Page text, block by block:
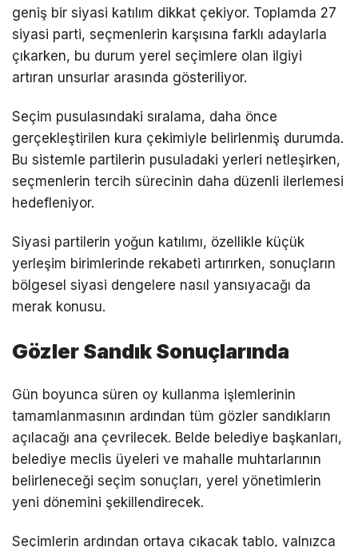
geniş bir siyasi katılım dikkat çekiyor. Toplamda 27
siyasi parti, seçmenlerin karşısına farklı adaylarla
çıkarken, bu durum yerel seçimlere olan ilgiyi
artıran unsurlar arasında gösteriliyor.
Seçim pusulasındaki sıralama, daha önce
gerçekleştirilen kura çekimiyle belirlenmiş durumda.
Bu sistemle partilerin pusuladaki yerleri netleşirken,
seçmenlerin tercih sürecinin daha düzenli ilerlemesi
hedefleniyor.
Siyasi partilerin yoğun katılımı, özellikle küçük
yerleşim birimlerinde rekabeti artırırken, sonuçların
bölgesel siyasi dengelere nasıl yansıyacağı da
merak konusu.
Gözler Sandık Sonuçlarında
Gün boyunca süren oy kullanma işlemlerinin
tamamlanmasının ardından tüm gözler sandıkların
açılacağı ana çevrilecek. Belde belediye başkanları,
belediye meclis üyeleri ve mahalle muhtarlarının
belirleneceği seçim sonuçları, yerel yönetimlerin
yeni dönemini şekillendirecek.
Seçimlerin ardından ortaya çıkacak tablo, yalnızca